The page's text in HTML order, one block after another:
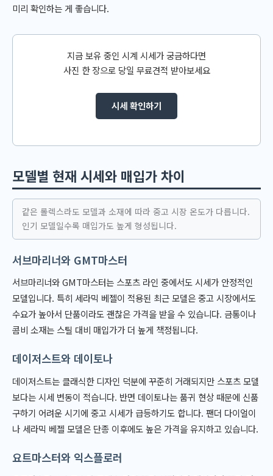
미리 확인하는 게 좋습니다.
지금 보유 중인 시계 시세가 궁금하다면
사진 한 장으로 당일 무료견적 받아보세요
시세 확인하기
모델별 현재 시세와 매입가 차이
같은 롤렉스라도 모델과 소재에 따라 중고 시장 온도가 다릅니다.
인기 모델일수록 매입가도 높게 형성됩니다.
서브마리너와 GMT마스터
서브마리너와 GMT마스터는 스포츠 라인 중에서도 시세가 안정적인
모델입니다. 특히 세라믹 베젤이 적용된 최근 모델은 중고 시장에서도
수요가 높아서 단품이라도 괜찮은 가격을 받을 수 있습니다. 금통이나
콤비 소재는 스틸 대비 매입가가 더 높게 책정됩니다.
데이저스트와 데이토나
데이저스트는 클래식한 디자인 덕분에 꾸준히 거래되지만 스포츠 모델
보다는 시세 변동이 적습니다. 반면 데이토나는 품귀 현상 때문에 신품
구하기 어려운 시기에 중고 시세가 급등하기도 합니다. 팬더 다이얼이
나 세라믹 베젤 모델은 단종 이후에도 높은 가격을 유지하고 있습니다.
요트마스터와 익스플로러